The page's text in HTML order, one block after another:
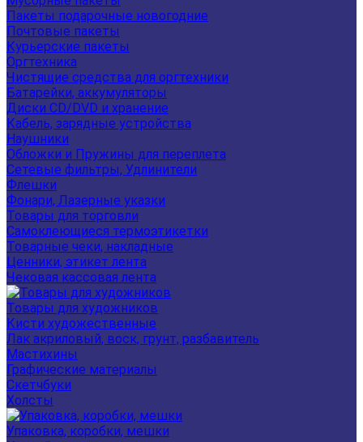
Пакеты подарочные новогодние
Почтовые пакеты
Курьерские пакеты
Оргтехника
Чистящие средства для оргтехники
Батарейки, аккумуляторы
Диски CD/DVD и хранение
Кабель, зарядные устройства
Наушники
Обложки и Пружины для переплета
Сетевые фильтры, Удлинители
Флешки
Фонари, Лазерные указки
Товары для торговли
Самоклеющиеся термоэтикетки
Товарные чеки, накладные
Ценники, этикет лента
Чековая кассовая лента
Товары для художников
Кисти художественные
Лак акриловый, воск, грунт, разбавитель
Мастихины
Графические материалы
Скетчбуки
Холсты
Упаковка, коробки, мешки